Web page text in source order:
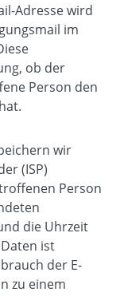
Adresse wird
im
ob der
Person den
wir
(ISP)
Person
die Uhrzeit
ist
der E-
zu einem